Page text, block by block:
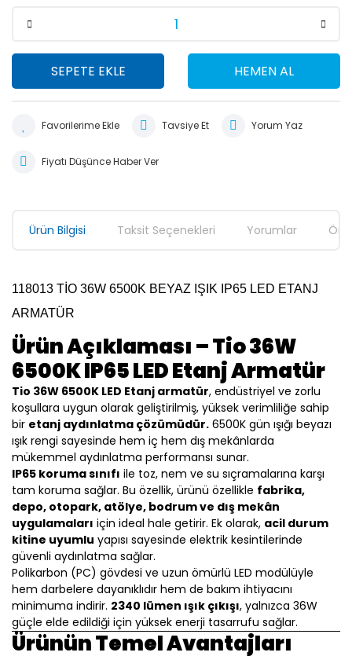
SEPETE EKLE HEMEN AL
Tavsiye Et Yorum Yaz
Fiyatı Düşünce Haber Ver
Ürün Bilgisi Taksit Seçenekleri Yorumlar
118013 TİO 36W 6500K BEYAZ IŞIK IP65 LED ETANJ
ARMATÜR
Ürün Açıklaması – Tio 36W
6500K IP65 LED Etanj Armatür
Tio 36W 6500K LED Etanj armatür, endüstriyel ve zorlu
koşullara uygun olarak geliştirilmiş, yüksek verimliliğe sahip
bir etanj aydınlatma çözümüdür. 6500K gün ışığı beyazı
ışık rengi sayesinde hem iç hem dış mekânlarda
mükemmel aydınlatma performansı sunar.
IP65 koruma sınıfı ile toz, nem ve su sıçramalarına karşı
tam koruma sağlar. Bu özellik, ürünü özellikle fabrika,
depo, otopark, atölye, bodrum ve dış mekân
uygulamaları için ideal hale getirir. Ek olarak, acil durum
kitine uyumlu yapısı sayesinde elektrik kesintilerinde
güvenli aydınlatma sağlar.
Polikarbon (PC) gövdesi ve uzun ömürlü LED modülüyle
hem darbelere dayanıklıdır hem de bakım ihtiyacını
minimuma indirir. 2340 lümen ışık çıkışı, yalnızca 36W
güçle elde edildiği için yüksek enerji tasarrufu sağlar.
Ürünün Temel Avantajları